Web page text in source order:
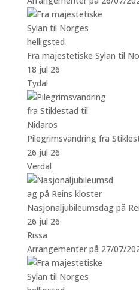
Fra majestetiske Sylan til
18 jul 26
Tydal
Pilegrimsvandring fra
26 jul 26
Verdal
Nasjonaljubileumsdag på
26 jul 26
Rissa
Arrangementer på 27/07/